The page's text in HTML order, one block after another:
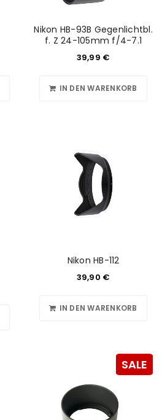
Nikon HB-93B Gegenlichtbl.
f. Z 24-105mm f/4-7.1
39,99 €
IN DEN WARENKORB
Nikon HB-112
39,90 €
IN DEN WARENKORB
SALE